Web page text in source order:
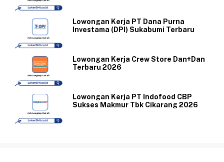
Lowongan Kerja PT Dana Purna
Investama (DPI) Sukabumi Terbaru
Lowongan Kerja Crew Store Dan+Dan
Terbaru 2026
Lowongan Kerja PT Indofood CBP
Sukses Makmur Tbk Cikarang 2026